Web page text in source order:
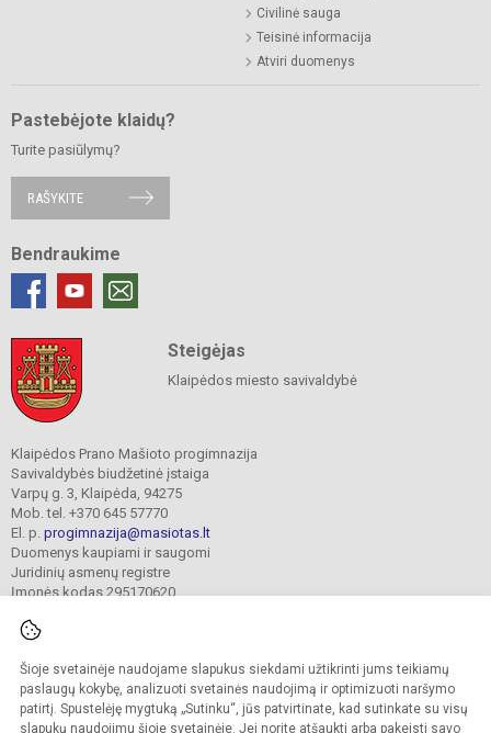
Šioje svetainėje naudojame slapukus siekdami užtikrinti jums teikiamų
paslaugų kokybę, analizuoti svetainės naudojimą ir optimizuoti naršymo
patirtį. Spustelėję mygtuką „Sutinku“, jūs patvirtinate, kad sutinkate su visų
slapukų naudojimu šioje svetainėje. Jei norite atšaukti arba pakeisti savo
Civilinė sauga
Teisinė informacija
Atviri duomenys
Pastebėjote klaidų?
Turite pasiūlymų?
RAŠYKITE
Bendraukime
Steigėjas
Klaipėdos miesto savivaldybė
Klaipėdos Prano Mašioto progimnazija
Savivaldybės biudžetinė įstaiga
Varpų g. 3, Klaipėda, 94275
Mob. tel. +370 645 57770
El. p. progimnazija@masiotas.lt
Duomenys kaupiami ir saugomi
Juridinių asmenų registre
Įmonės kodas 295170620
© 2022. Klaipėdos Prano Mašioto progimnazija. Visos teisės saugomos.
Kopijuoti turinį be raštiško įstaigos administracijos sutikimo griežtai draudžiama.
Prieinamumo paraiška Slapukų valdymas